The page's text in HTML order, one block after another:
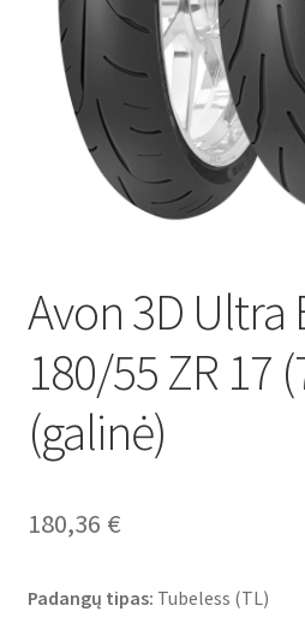
Avon 3D Ultra
180/55 ZR 17
(galinė)
180,36 €
Padangų tipas: Tubeless (TL)